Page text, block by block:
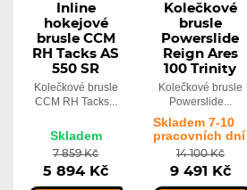
Inline
hokejové
brusle CCM
RH Tacks AS
550 SR
Kolečkové brusle
CCM RH Tacks...
Skladem
7 859 Kč
5 894 Kč
Kolečkové
brusle
Powerslide
Reign Ares
100 Trinity
Kolečkové brusle
Powerslide...
Skladem 7-10
pracovních dní
14 100 Kč
9 491 Kč